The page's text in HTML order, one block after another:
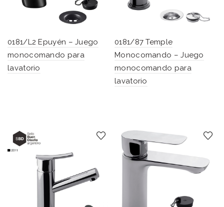
0181/L2 Epuyén – Juego
monocomando para
lavatorio
0181/87 Temple
Monocomando – Juego
monocomando para
lavatorio